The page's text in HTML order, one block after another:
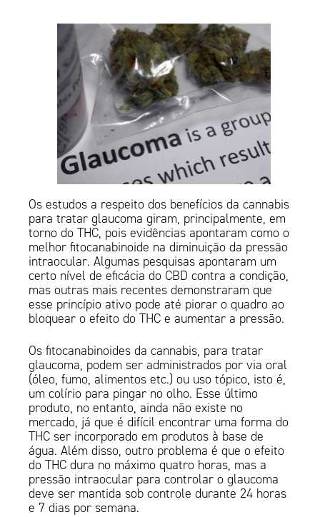
Os estudos a respeito dos benefícios da cannabis
para tratar glaucoma giram, principalmente, em
torno do THC, pois evidências apontaram como o
melhor fitocanabinoide na diminuição da pressão
intraocular. Algumas pesquisas apontaram um
certo nível de eficácia do CBD contra a condição,
mas outras mais recentes demonstraram que
esse princípio ativo pode até piorar o quadro ao
bloquear o efeito do THC e aumentar a pressão.
Os fitocanabinoides da cannabis, para tratar
glaucoma, podem ser administrados por via oral
(óleo, fumo, alimentos etc.) ou uso tópico, isto é,
um colírio para pingar no olho. Esse último
produto, no entanto, ainda não existe no
mercado, já que é difícil encontrar uma forma do
THC ser incorporado em produtos à base de
água. Além disso, outro problema é que o efeito
do THC dura no máximo quatro horas, mas a
pressão intraocular para controlar o glaucoma
deve ser mantida sob controle durante 24 horas
e 7 dias por semana.